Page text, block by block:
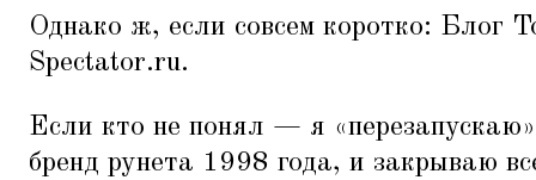
Однако ж, если совсем коротко: Блог
Spectator.ru.
Если кто не понял — я «
бренд рунета 1998 года, и закрываю